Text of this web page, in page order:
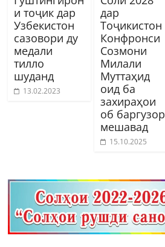
и тоҷик дар
Узбекистон
сазовори ду
медали
тилло
шуданд
13.02.2023
дар
Тоҷикистон
Конфронси
Созмони
Милали
Муттаҳид
оид ба
захираҳои
об баргузор
мешавад
15.10.2025